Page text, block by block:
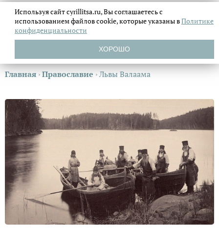
Главная ›Православие ›Львы Валаама
Используя сайт cyrillitsa.ru, Вы соглашаетесь с
использованием файловcookie, которые указаны вПолитике
конфиденциальности
ХОРОШО